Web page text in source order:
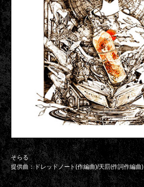
そらる
提供曲：ドレッドノート(作編曲)/天罰(作詞作編曲)